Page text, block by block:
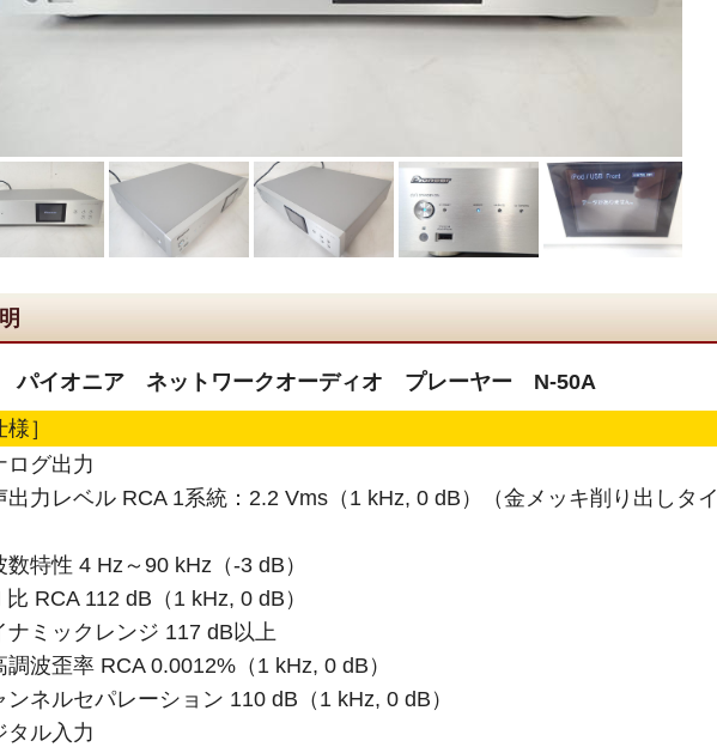
パイオニア ネットワークオーディオ プレーヤー N-50A
様］
ログ出力
出力レベル RCA 1系統：2.2 Vms（1 kHz, 0 dB）（金メッキ削り出しタイ
数特性 4 Hz～90 kHz（-3 dB）
比 RCA 112 dB（1 kHz, 0 dB）
ナミックレンジ 117 dB以上
調波歪率 RCA 0.0012%（1 kHz, 0 dB）
ンネルセパレーション 110 dB（1 kHz, 0 dB）
タル入力